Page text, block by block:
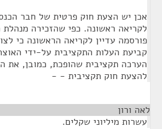
אכן יש הצעת חוק פרטית של חבר
לקריאה ראשונה. כפי שהזכירה
פורסמה עדיין לקריאה הראשונה כי
קביעת העלות התקציבית על-ידי
הערכה תקציבית שהופכת, כמובן, את
להצעת חוק תקציבית - -
לאה ורון
עשרות מיליוני שקלים.